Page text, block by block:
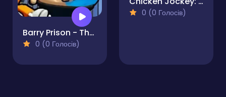
Barry Prison - The Game
0 (0 Голосів)
0 (0 Голосів)